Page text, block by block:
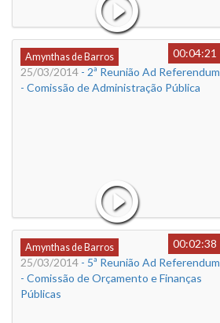
Amynthas de Barros
00:04:21
25/03/2014 - 2ª Reunião Ad Referendum
- Comissão de Administração Pública
Amynthas de Barros
00:02:38
25/03/2014 - 5ª Reunião Ad Referendum
- Comissão de Orçamento e Finanças
Públicas